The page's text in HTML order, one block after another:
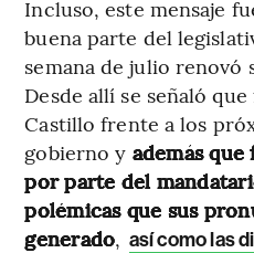
Incluso, este mensaje
buena parte del
semana de julio renovó
Desde allí se señaló
Castillo frente a los
gobierno y además
por parte del
polémicas que sus
generado, así como las